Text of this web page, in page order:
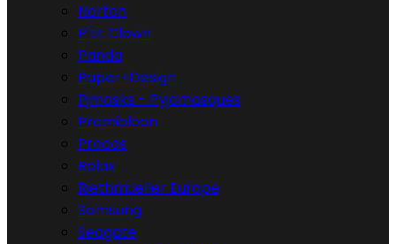
Norton
P'tit Clown
Panda
Paper+Design
Pjmasks - Pyjamasques
Premioloon
Procos
Relax
Riethmueller Europe
Samsung
Seagate